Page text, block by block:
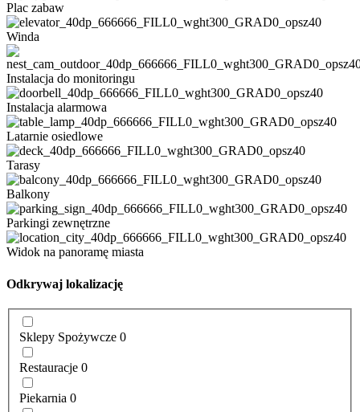
Plac zabaw
Winda
Instalacja do monitoringu
Instalacja alarmowa
Latarnie osiedlowe
Tarasy
Balkony
Parkingi zewnętrzne
Widok na panoramę miasta
Odkrywaj lokalizację
Sklepy Spożywcze 0
Restauracje 0
Piekarnia 0